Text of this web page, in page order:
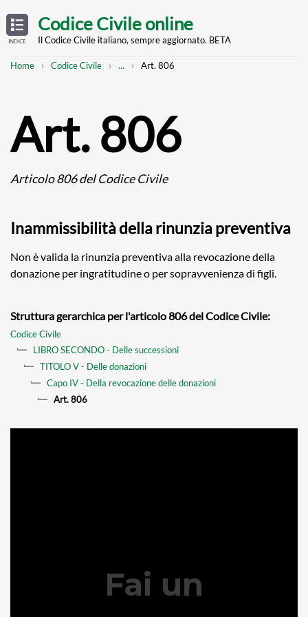
TABLE
OF
CONTENTS
INDICE
main
Codice Civile online
Il Codice Civile italiano, sempre aggiornato. BETA
Breadcrumb
Home Codice Civile
Mostra
... Art. 806
Art. 806
Articolo 806 del Codice Civile
Inammissibilità della rinunzia preventiva
Non è valida la rinunzia preventiva alla revocazione della
donazione per ingratitudine o per sopravvenienza di figli.
Struttura gerarchica per l'articolo 806 del Codice Civile:
Codice Civile
LIBRO SECONDO - Delle successioni
TITOLO V - Delle donazioni
Capo IV - Della revocazione delle donazioni
Art. 806